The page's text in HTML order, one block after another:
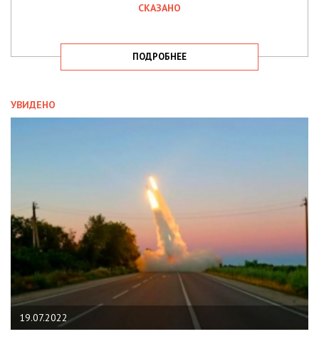
СКАЗАНО
ПОДРОБНЕЕ
УВИДЕНО
19.07.2022